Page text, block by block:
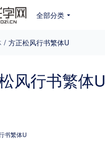
全部分类
收费下载 更多
/ 方正松风行书繁体U
风行书繁体U